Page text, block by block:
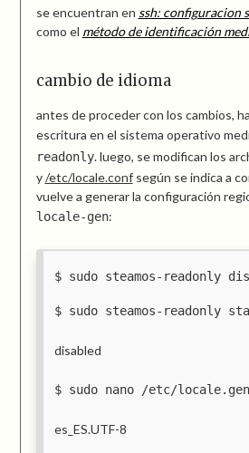
se encuentran en ssh: configuracion
como el método de identificación
cambio de idioma
antes de proceder con los cambios,
escritura en el sistema operativo
readonly. luego, se modifican los
y/etc/locale.confsegún se indica a
vuelve a generar la configuración
locale-gen:
sudo steamos-readonly
sudo steamos-readonly
disabled
sudo nano /etc/locale.gen
es_ES.UTF-8